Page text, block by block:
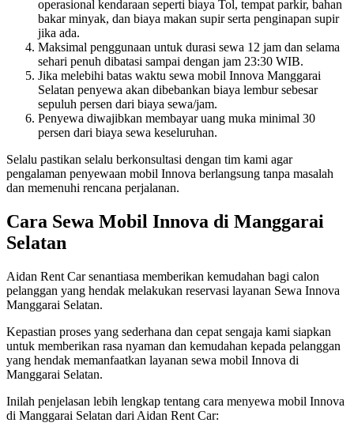
operasional kendaraan seperti biaya Tol, tempat parkir, bahan
bakar minyak, dan biaya makan supir serta penginapan supir
jika ada.
Maksimal penggunaan untuk durasi sewa 12 jam dan selama
sehari penuh dibatasi sampai dengan jam 23:30 WIB.
Jika melebihi batas waktu sewa mobil Innova Manggarai
Selatan penyewa akan dibebankan biaya lembur sebesar
sepuluh persen dari biaya sewa/jam.
Penyewa diwajibkan membayar uang muka minimal 30
persen dari biaya sewa keseluruhan.
Selalu pastikan selalu berkonsultasi dengan tim kami agar
pengalaman penyewaan mobil Innova berlangsung tanpa masalah
dan memenuhi rencana perjalanan.
Cara Sewa Mobil Innova di Manggarai
Selatan
Aidan Rent Car senantiasa memberikan kemudahan bagi calon
pelanggan yang hendak melakukan reservasi layanan Sewa Innova
Manggarai Selatan.
Kepastian proses yang sederhana dan cepat sengaja kami siapkan
untuk memberikan rasa nyaman dan kemudahan kepada pelanggan
yang hendak memanfaatkan layanan sewa mobil Innova di
Manggarai Selatan.
Inilah penjelasan lebih lengkap tentang cara menyewa mobil Innova
di Manggarai Selatan dari Aidan Rent Car: